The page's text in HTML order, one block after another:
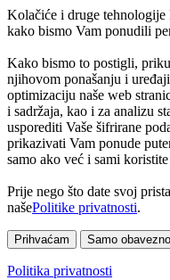
Kolačiće i druge tehnologije
kako bismo Vam ponudili
Kako bismo to postigli,
njihovom ponašanju i
optimizaciju naše web
i sadržaja, kao i za analizu
usporediti Vaše šifrirane
prikazivati Vam ponude
samo ako već i sami
Prije nego što date svoj
našePolitike privatnosti.
Prihvaćam Samo obavezno
Politika privatnosti